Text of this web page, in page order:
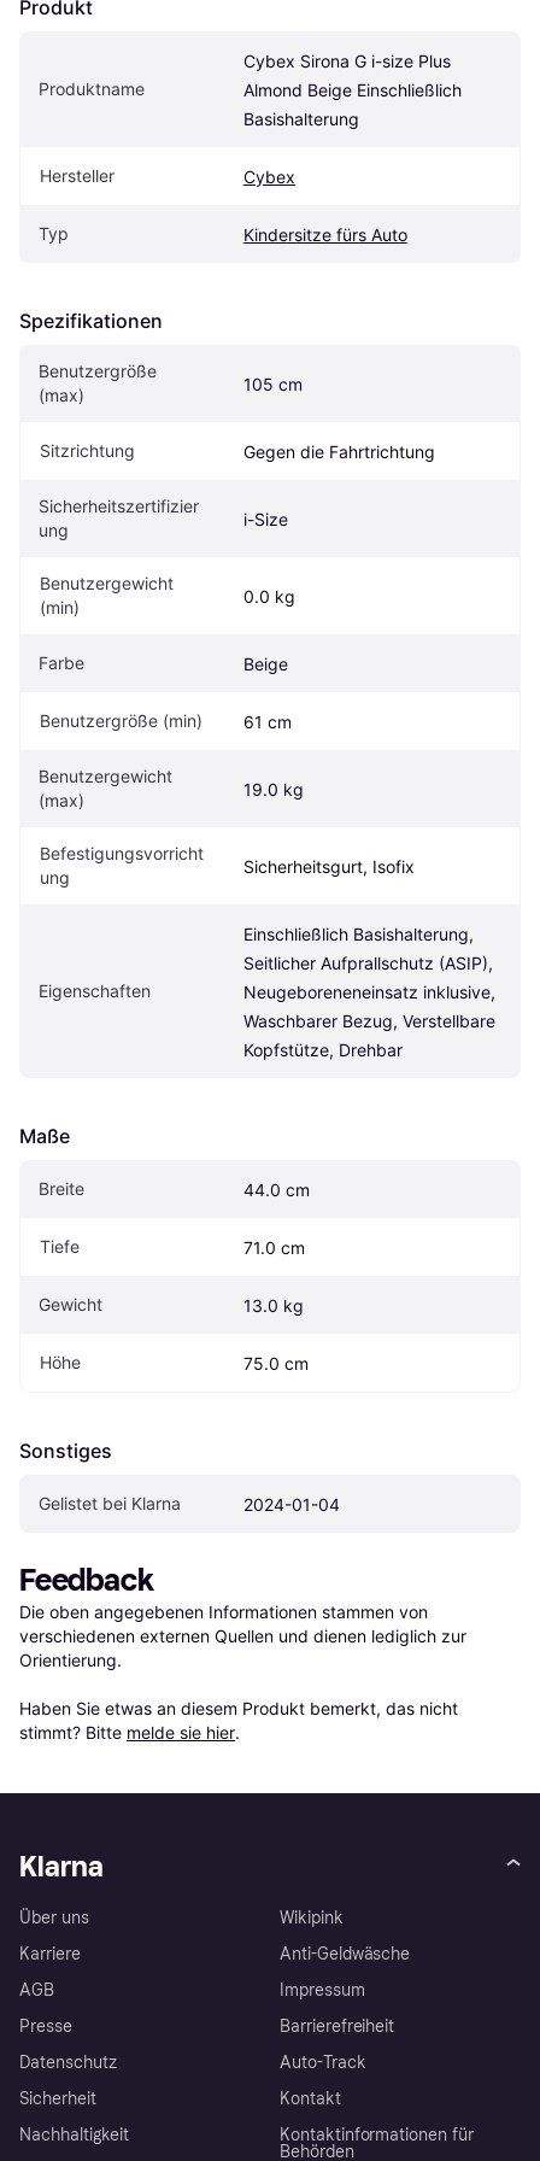
Produkt
Produktname
Cybex Sirona G i-size Plus
Almond Beige Einschließlich
Basishalterung
Hersteller Cybex
Typ Kindersitze fürs Auto
Spezifikationen
Benutzergröße
(max)
105 cm
Sitzrichtung Gegen die Fahrtrichtung
Sicherheitszertifizier
ung
i-Size
Benutzergewicht
(min)
0.0 kg
Farbe Beige
Benutzergröße (min) 61 cm
Benutzergewicht
(max)
19.0 kg
Befestigungsvorricht
ung
Sicherheitsgurt, Isofix
Eigen­schaften
Einschließlich Basishalterung,
Seitlicher Aufprallschutz (ASIP),
Neugeboreneneinsatz inklusive,
Waschbarer Bezug, Verstellbare
Kopfstütze, Drehbar
Maße
Breite 44.0 cm
Tiefe 71.0 cm
Gewicht 13.0 kg
Höhe 75.0 cm
Sonstiges
Gelistet bei Klarna 2024-01-04
Feedback
Die oben angegebenen Informationen stammen von
verschiedenen externen Quellen und dienen lediglich zur
Orientierung.
Haben Sie etwas an diesem Produkt bemerkt, das nicht
stimmt? Bitte melde sie hier.
Klarna
Über uns
Karriere
AGB
Presse
Datenschutz
Sicherheit
Nachhaltigkeit
Wikipink
Anti-Geldwäsche
Impressum
Barrierefreiheit
Auto-Track
Kontakt
Kontaktinformationen für
Behörden